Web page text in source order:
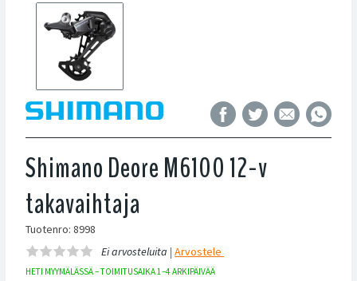
Shimano Deore M6100 12-v
takavaihtaja
Tuotenro: 8998
Ei arvosteluita |Arvostele
HETI MYYMÄLÄSSÄ – TOIMITUSAIKA 1–4 ARKIPÄIVÄÄ